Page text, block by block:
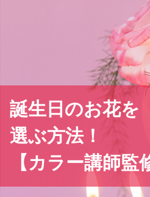
誕生日のお花を
選ぶ方法！
【カラー講師監